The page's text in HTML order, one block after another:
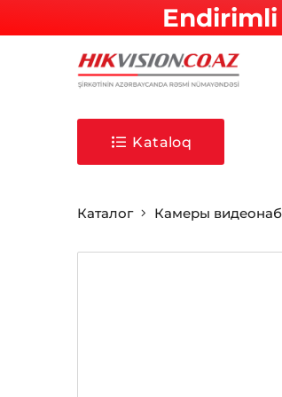
Kataloq
Каталог Камеры